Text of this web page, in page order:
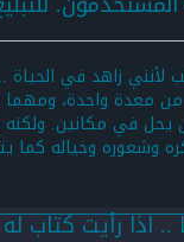
لأنني زاهد في
من معدة واحدة،
في مكانين. ولكنه
وشعوره وخياله كما
اذا رأيت كتاب